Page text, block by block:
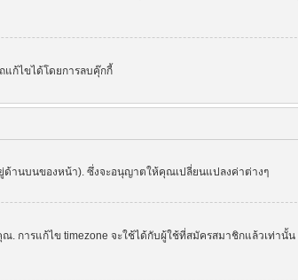
แก้ไขได้โดยการลบคุ๊กกี้
ด้านบนของหน้า). ซึ่งจะอนุญาตให้คุณเปลี่ยนแปลงค่าต่างๆ
การแก้ไข timezone จะใช้ได้กับผู้ใช้ที่สมัครสมาชิกแล้วเท่านั้